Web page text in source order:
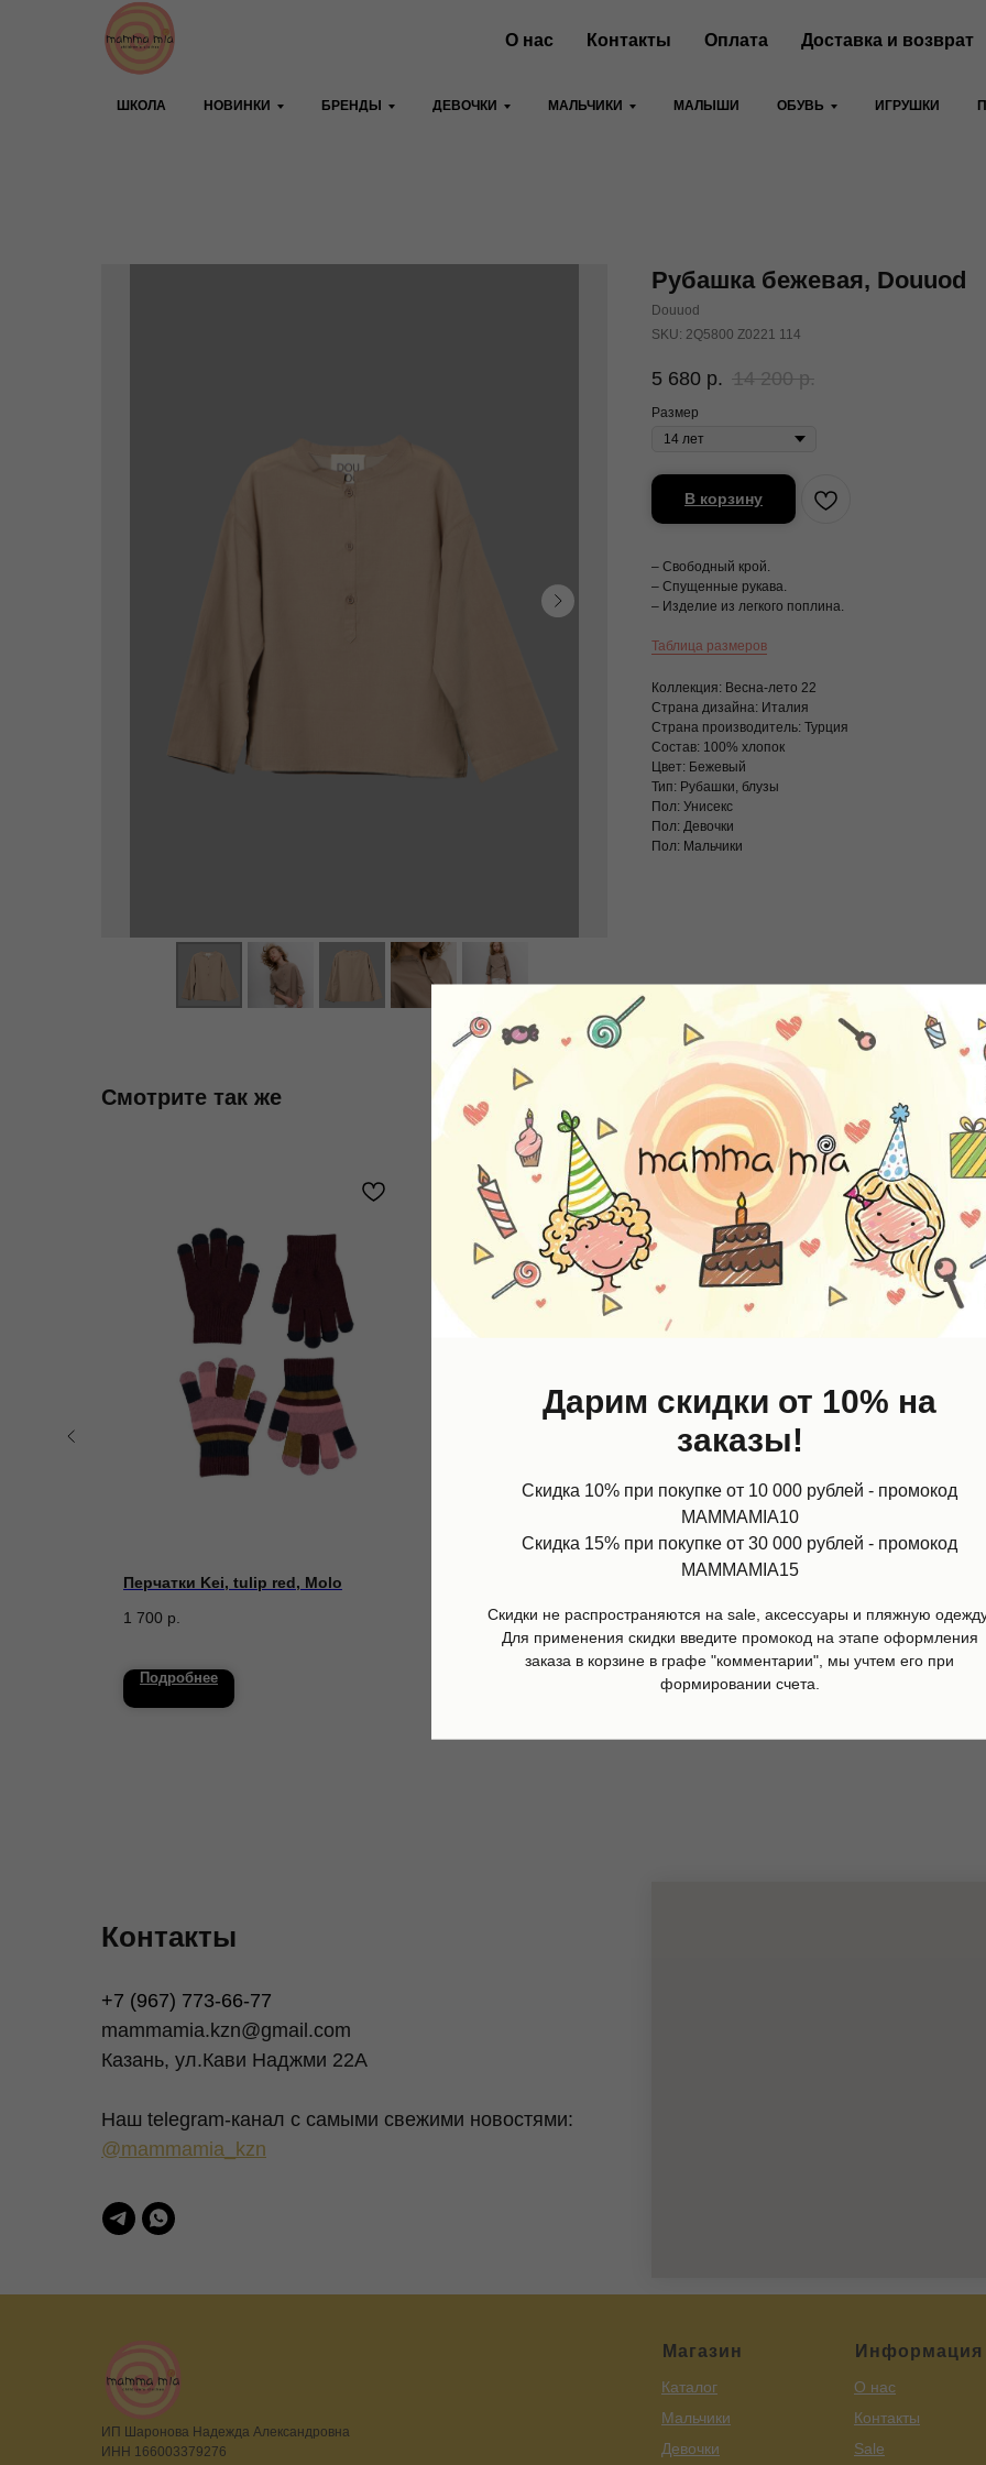
О нас Контакты Оплата Доставка и возврат
ШКОЛА НОВИНКИ БРЕНДЫ ДЕВОЧКИ МАЛЬЧИКИ МАЛЫШИ ОБУВЬ ИГРУШКИ
Рубашка бежевая, Douuod
Douuod
SKU: 2Q5800 Z0221 114
5 680 р. 14 200 р.
Размер
В корзину
– Свободный крой.
– Спущенные рукава.
– Изделие из легкого поплина.
Таблица размеров
Коллекция: Весна-лето 22
Страна дизайна: Италия
Страна производитель: Турция
Состав: 100% хлопок
Цвет: Бежевый
Тип: Рубашки, блузы
Пол: Унисекс
Пол: Девочки
Пол: Мальчики
Смотрите так же
Перчатки Kei, tulip red, Molo
1 700 р.
Подробнее
-30%
р.12 600 р.
4 720 р.11 800 р.
Дарим скидки от 10% на
заказы!
Скидка 10% при покупке от 10 000 рублей - промокод
MAMMAMIA10
Скидка 15% при покупке от 30 000 рублей - промокод
MAMMAMIA15
Скидки не распространяются на sale, аксессуары и пляжную
Для применения скидки введите промокод на этапе оформления
заказа в корзине в графе "комментарии", мы учтем его при
формировании счета.
Контакты
+7 (967) 773-66-77
mammamia.kzn@gmail.com
Казань, ул.Кави Наджми 22А
Наш telegram-канал c самыми свежими новостями:
@mammamia_kzn
Магазин
Каталог
Мальчики
Девочки
Информация
О нас
Контакты
Sale
ИП Шаронова Надежда Александровна
ИНН 166003379276